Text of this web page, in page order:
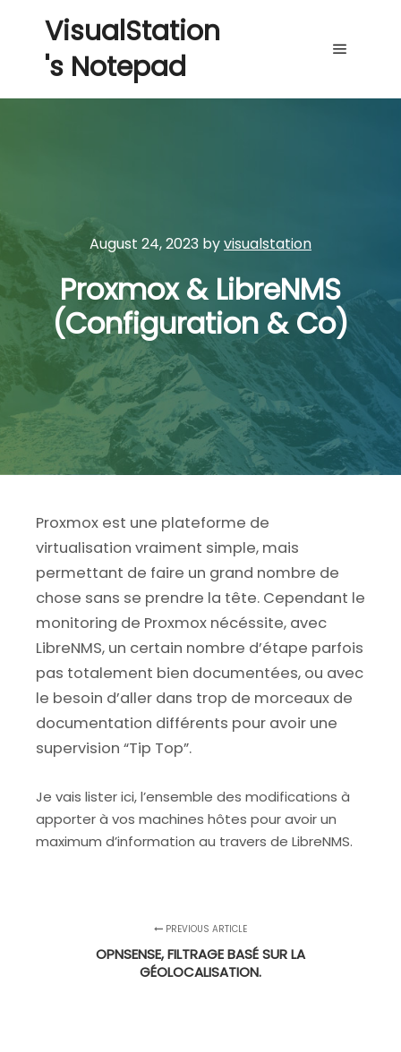
VisualStation
's Notepad
August 24, 2023 byvisualstation
Proxmox & LibreNMS
(Configuration & Co)
Proxmox est une plateforme de
virtualisation vraiment simple, mais
permettant de faire un grand nombre de
chose sans se prendre la tête. Cependant le
monitoring de Proxmox nécéssite, avec
LibreNMS, un certain nombre d’étape parfois
pas totalement bien documentées, ou avec
le besoin d’aller dans trop de morceaux de
documentation différents pour avoir une
supervision “Tip Top”.
Je vais lister ici, l’ensemble des modifications à
apporter à vos machines hôtes pour avoir un
maximum d’information au travers de LibreNMS.
PREVIOUS ARTICLE
OPNSENSE, FILTRAGE BASÉ SUR LA
GÉOLOCALISATION.